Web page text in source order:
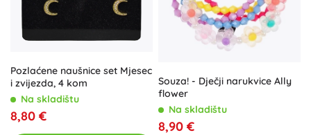
Pozlaćene naušnice set Mjesec
i zvijezda, 4 kom
Na skladištu
8,80 €
Souza! - Dječji narukvice Ally
flower
Na skladištu
8,90 €